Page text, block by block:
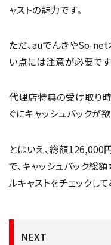
ャストの魅力です。
ただ、auでんきやSo-
い点には注意が必要です
代理店特典の受け取り
ぐにキャッシュバックが
とはいえ、総額126,000
で、キャッシュバック総
ルキャストをチェックして
NEXT